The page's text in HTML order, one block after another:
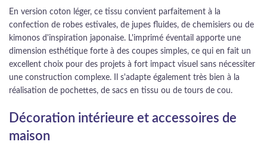
En version coton léger, ce tissu convient parfaitement à la
confection de robes estivales, de jupes fluides, de chemisiers ou de
kimonos d'inspiration japonaise. L'imprimé éventail apporte une
dimension esthétique forte à des coupes simples, ce qui en fait un
excellent choix pour des projets à fort impact visuel sans nécessiter
une construction complexe. Il s'adapte également très bien à la
réalisation de pochettes, de sacs en tissu ou de tours de cou.
Décoration intérieure et accessoires de
maison